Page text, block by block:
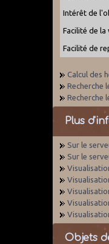
Intérêt de
Facilité de la
Facilité de
Calcul des
Recherche
Recherche
Plus
Sur le
Sur le
Objets